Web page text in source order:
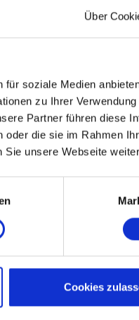
Über
soziale Medien
zu Ihrer
Partner führen diese
oder die sie im Rahmen
unsere Webseite
Cookies
und